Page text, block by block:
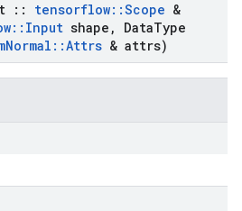
:: tensorflow::Scope &
:: Input shape , DataType
Normal ::Attrs & attrs)